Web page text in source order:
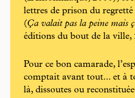
lettres de prison du
(Ça valait pas la peine mais
éditions du bout de la ville,
Pour ce bon camarade,
comptait avant tout... et à
là, dissoutes ou